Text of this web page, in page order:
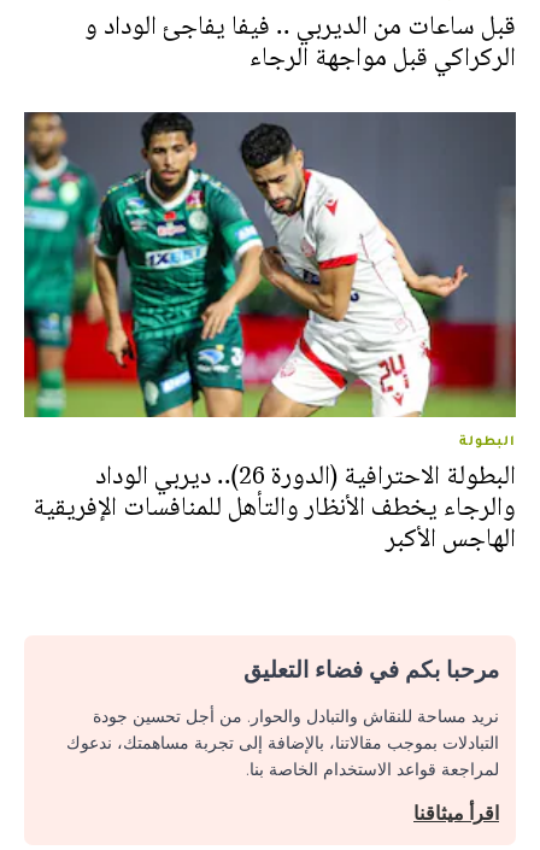
قبل ساعات من الديربي .. فيفا يفاجئ الوداد و
الركراكي قبل مواجهة الرجاء
البطولة
البطولة الاحترافية (الدورة 26).. ديربي الوداد
والرجاء يخطف الأنظار والتأهل للمنافسات الإفريقية
الهاجس الأكبر
مرحبا بكم في فضاء التعليق
نريد مساحة للنقاش والتبادل والحوار. من أجل تحسين جودة
التبادلات بموجب مقالاتنا، بالإضافة إلى تجربة مساهمتك، ندعوك
لمراجعة قواعد الاستخدام الخاصة بنا.
اقرأ ميثاقنا